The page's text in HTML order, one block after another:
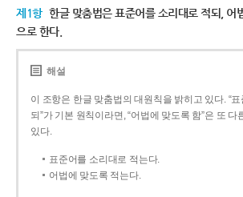
제1항 한글 맞춤법은 표준어를 소리대로 적되, 어
으로 한다.
해설
이 조항은 한글 맞춤법의 대원칙을 밝히고 있다. “
되”가 기본 원칙이라면, “어법에 맞도록 함”은 또 다
있다.
표준어를 소리대로 적는다.
어법에 맞도록 적는다.